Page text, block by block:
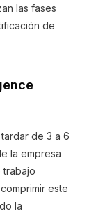
las fases
de
de 3 a 6
la empresa
trabajo
este
la